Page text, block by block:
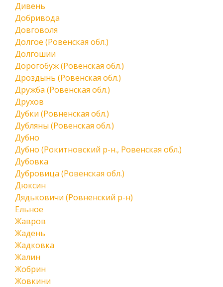
Дивень
Добривода
Довговоля
Долгое (Ровенская обл.)
Долгошии
Дорогобуж (Ровенская обл.)
Дроздынь (Ровенская обл.)
Дружба (Ровенская обл.)
Друхов
Дубки (Ровненская обл.)
Дубляны (Ровенская обл.)
Дубно
Дубно (Рокитновский р-н., Ровенская обл.)
Дубовка
Дубровица (Ровенская обл.)
Дюксин
Дядьковичи (Ровненский р-н)
Ельное
Жавров
Жадень
Жадковка
Жалин
Жобрин
Жовкини